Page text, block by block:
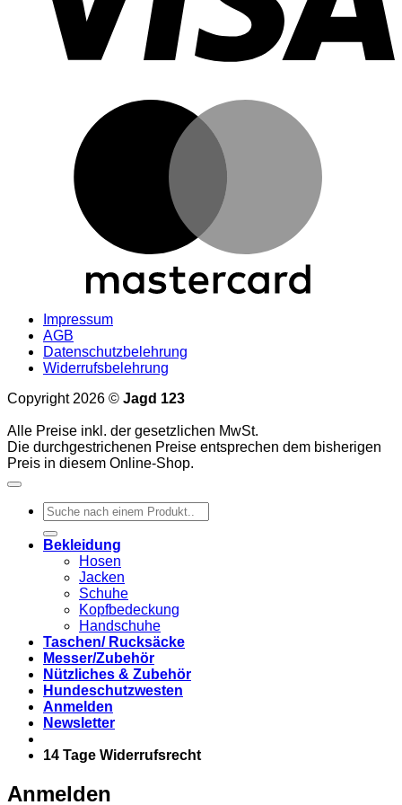
Impressum
AGB
Datenschutzbelehrung
Widerrufsbelehrung
Copyright 2026 © Jagd 123
Alle Preise inkl. der gesetzlichen MwSt.
Die durchgestrichenen Preise entsprechen dem bisherigen
Preis in diesem Online-Shop.
Suchen
nach:
Bekleidung
Hosen
Jacken
Schuhe
Kopfbedeckung
Handschuhe
Taschen/ Rucksäcke
Messer/Zubehör
Nützliches & Zubehör
Hundeschutzwesten
Anmelden
Newsletter
14 Tage Widerrufsrecht
Anmelden